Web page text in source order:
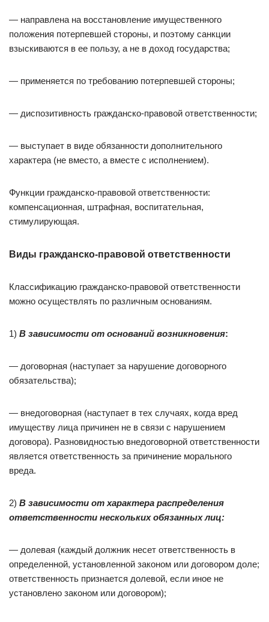
— направлена на восстановление имущественного
положения потерпевшей стороны, и поэтому санкции
взыскиваются в ее пользу, а не в доход государства;
— применяется по требованию потерпевшей стороны;
— диспозитивность гражданско-правовой ответственности;
— выступает в виде обязанности дополнительного
характера (не вместо, а вместе с исполнением).
Функции гражданско-правовой ответственности:
компенсационная, штрафная, воспитательная,
стимулирующая.
Виды гражданско-правовой ответственности
Классификацию гражданско-правовой ответственности
можно осуществлять по различным основаниям.
1) В зависимости от оснований возникновения:
— договорная (наступает за нарушение договорного
обязательства);
— внедоговорная (наступает в тех случаях, когда вред
имуществу лица причинен не в связи с нарушением
договора). Разновидностью внедоговорной ответственности
является ответственность за причинение морального
вреда.
2) В зависимости от характера распределения
ответственности нескольких обязанных лиц:
— долевая (каждый должник несет ответственность в
определенной, установленной законом или договором доле;
ответственность признается долевой, если иное не
установлено законом или договором);